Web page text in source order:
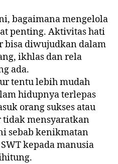
bagaimana mengelola
penting. Aktivitas hati
bisa diwujudkan dalam
ikhlas dan rela
ada.
tentu lebih mudah
hidupnya terlepas
orang sukses atau
tidak mensyaratkan
sebab kenikmatan
kepada manusia